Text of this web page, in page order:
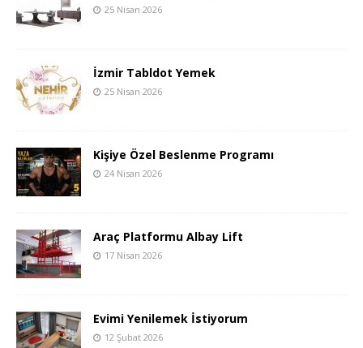
25 Nisan 2026
İzmir Tabldot Yemek
25 Nisan 2026
Kişiye Özel Beslenme Programı
24 Nisan 2026
Araç Platformu Albay Lift
17 Nisan 2026
Evimi Yenilemek İstiyorum
12 Şubat 2026